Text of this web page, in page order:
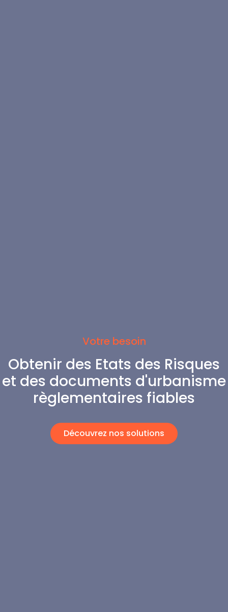
Votre besoin
Obtenir des Etats des Risques
et des documents d'urbanisme
règlementaires fiables
Découvrez nos solutions